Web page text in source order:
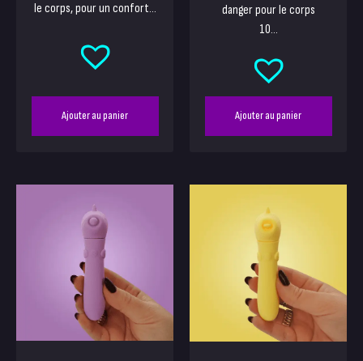
le corps, pour un confort...
Ajouter au panier
danger pour le corps
10...
Ajouter au panier